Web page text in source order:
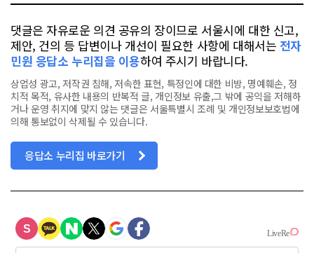
댓글은 자유로운 의견 공유의 장이므로 서울시에 대한 신고,
제안, 건의 등 답변이나 개선이 필요한 사항에 대해서는 전자
민원 응답소 누리집을 이용하여 주시기 바랍니다.
상업성 광고, 저작권 침해, 저속한 표현, 특정인에 대한 비방, 명예훼손, 정
치적 목적, 유사한 내용의 반복적 글, 개인정보 유출,그 밖에 공익을 저해하
거나 운영 취지에 맞지 않는 댓글은 서울특별시 조례 및 개인정보보호법에
의해 통보없이 삭제될 수 있습니다.
응답소 누리집 바로가기